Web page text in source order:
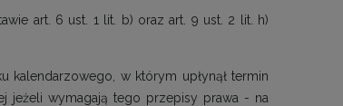
art. 6 ust. 1 lit. b) oraz art. 9 ust. 2 lit. h)
w którym upłynął termin
jeżeli wymagają tego przepisy prawa - na